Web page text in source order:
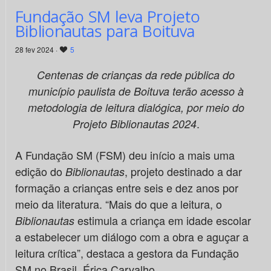
Fundação SM leva Projeto
Biblionautas para Boituva
28 fev 2024 · 5
Centenas de crianças da rede pública do
município paulista de Boituva terão acesso à
metodologia de leitura dialógica, por meio do
Projeto Biblionautas 2024.
A Fundação SM (FSM) deu início a mais uma
edição do Biblionautas, projeto destinado a dar
formação a crianças entre seis e dez anos por
meio da literatura. “Mais do que a leitura, o
Biblionautasestimula a criança em idade escolar
a estabelecer um diálogo com a obra e aguçar a
leitura crítica”, destaca a gestora da Fundação